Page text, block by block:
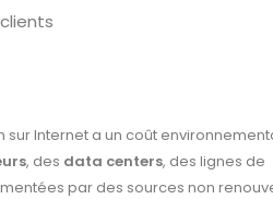
sur Internet a un coût
, des data centers, des lignes de
par des sources non